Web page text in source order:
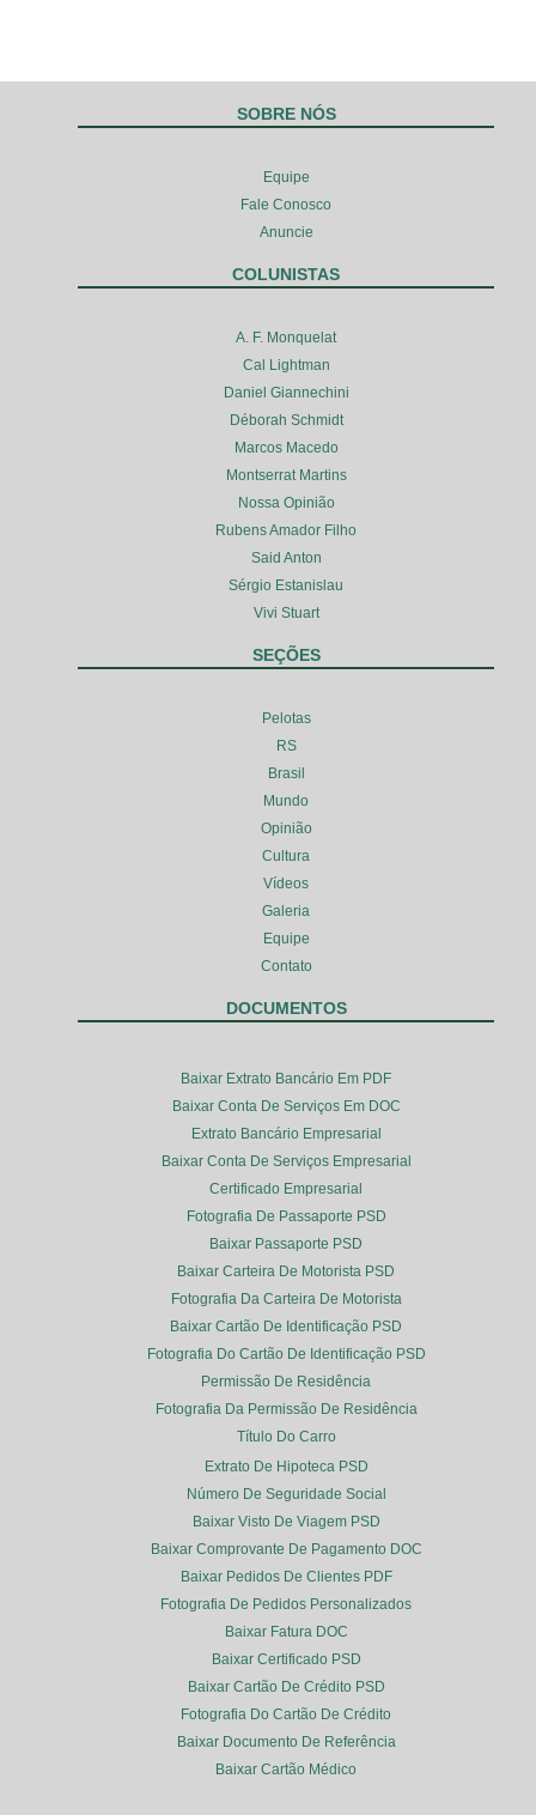
SOBRE NÓS
Equipe
Fale Conosco
Anuncie
COLUNISTAS
A. F. Monquelat
Cal Lightman
Daniel Giannechini
Déborah Schmidt
Marcos Macedo
Montserrat Martins
Nossa Opinião
Rubens Amador Filho
Said Anton
Sérgio Estanislau
Vivi Stuart
SEÇÕES
Pelotas
RS
Brasil
Mundo
Opinião
Cultura
Vídeos
Galeria
Equipe
Contato
DOCUMENTOS
Baixar Extrato Bancário Em PDF
Baixar Conta De Serviços Em DOC
Extrato Bancário Empresarial
Baixar Conta De Serviços Empresarial
Certificado Empresarial
Fotografia De Passaporte PSD
Baixar Passaporte PSD
Baixar Carteira De Motorista PSD
Fotografia Da Carteira De Motorista
Baixar Cartão De Identificação PSD
Fotografia Do Cartão De Identificação PSD
Permissão De Residência
Fotografia Da Permissão De Residência
Título Do Carro
Extrato De Hipoteca PSD
Número De Seguridade Social
Baixar Visto De Viagem PSD
Baixar Comprovante De Pagamento DOC
Baixar Pedidos De Clientes PDF
Fotografia De Pedidos Personalizados
Baixar Fatura DOC
Baixar Certificado PSD
Baixar Cartão De Crédito PSD
Fotografia Do Cartão De Crédito
Baixar Documento De Referência
Baixar Cartão Médico